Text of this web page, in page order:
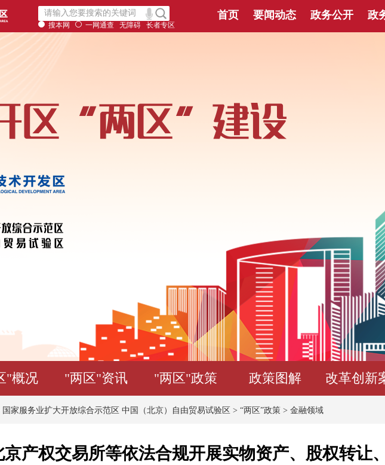
搜本网 一网通查 无障碍 长者专区
首页 要闻动态 政务公开 政
"概况 "两区"资讯 "两区"政策 政策图解 改革创新
国家服务业扩大开放综合示范区 中国（北京）自由贸易试验区 > “两区”政策 > 金融领域
京产权交易所等依法合规开展实物资产、股权转让